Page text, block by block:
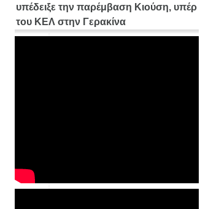
υπέδειξε την παρέμβαση Κιούση, υπέρ
του ΚΕΛ στην Γερακίνα